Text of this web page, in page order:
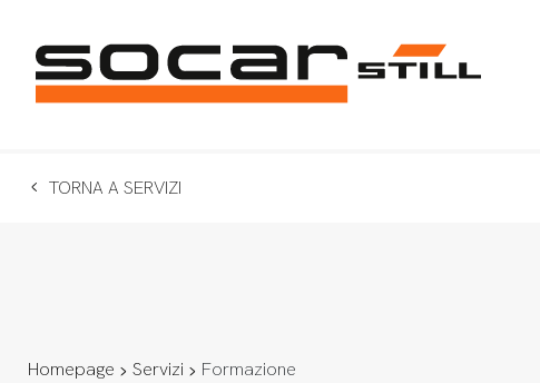
TORNA A SERVIZI
Homepage Servizi Formazione